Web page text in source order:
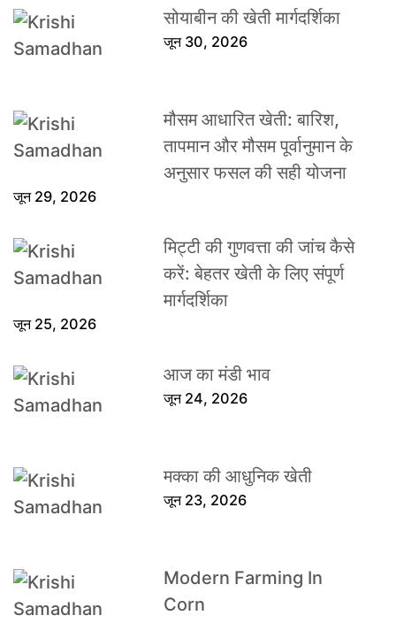
सोयाबीन की खेती मार्गदर्शिका
जून 30, 2026
मौसम आधारित खेती: बारिश,
तापमान और मौसम पूर्वानुमान के
अनुसार फसल की सही योजना
जून 29, 2026
मिट्टी की गुणवत्ता की जांच कैसे
करें: बेहतर खेती के लिए संपूर्ण
मार्गदर्शिका
जून 25, 2026
आज का मंडी भाव
जून 24, 2026
मक्का की आधुनिक खेती
जून 23, 2026
Modern Farming In
Corn